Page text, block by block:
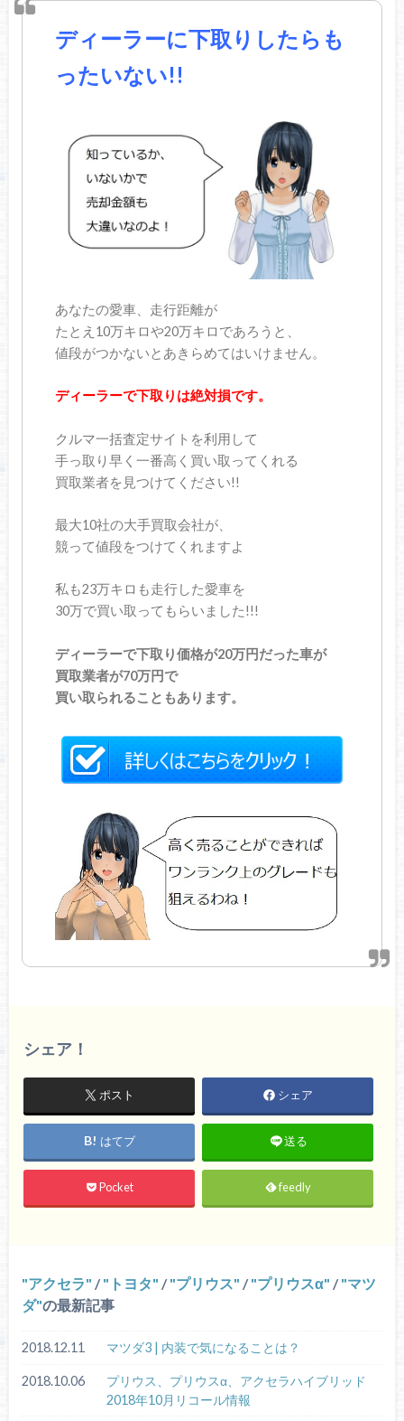
ディーラーに下取りしたらも
ったいない!!
あなたの愛車、走行距離が
たとえ10万キロや20万キロであろうと、
値段がつかないとあきらめてはいけません。
ディーラーで下取りは絶対損です。
クルマ一括査定サイトを利用して
手っ取り早く一番高く買い取ってくれる
買取業者を見つけてください!!
最大10社の大手買取会社が、
競って値段をつけてくれますよ
私も23万キロも走行した愛車を
30万で買い取ってもらいました!!!
ディーラーで下取り価格が20万円だった車が
買取業者が70万円で
買い取られることもあります。
シェア！
ポスト シェア
はてブ 送る
Pocket feedly
アクセラ / トヨタ / プリウス / プリウスα / マツ
ダ の最新記事
2018.12.11 マツダ3 | 内装で気になることは？
2018.10.06
プリウス、プリウスα、アクセラハイブリッド
2018年10月リコール情報